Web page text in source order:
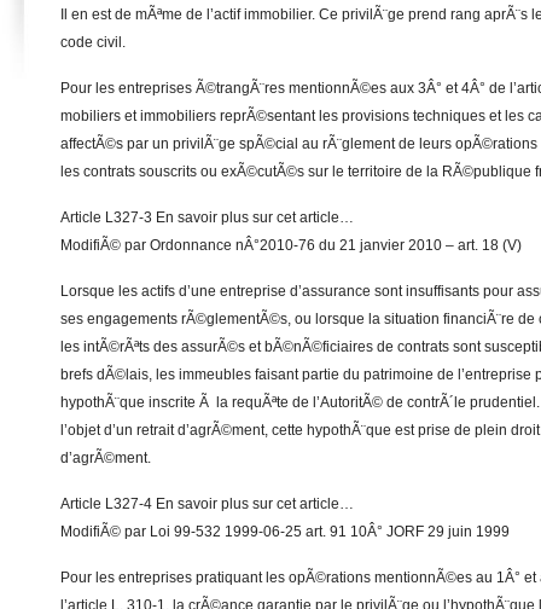
Il en est de mÃªme de l’actif immobilier. Ce privilÃ¨ge prend rang aprÃ¨s
code civil.
Pour les entreprises Ã©trangÃ¨res mentionnÃ©es aux 3Â° et 4Â° de
mobiliers et immobiliers reprÃ©sentant les provisions techniques et les
affectÃ©s par un privilÃ¨ge spÃ©cial au rÃ¨glement de leurs opÃ©rations
les contrats souscrits ou exÃ©cutÃ©s sur le territoire de la RÃ©publique
Article L327-3 En savoir plus sur cet article…
ModifiÃ© par Ordonnance nÂ°2010-76 du 21 janvier 2010 – art. 18 (V)
Lorsque les actifs d’une entreprise d’assurance sont insuffisants pour
ses engagements rÃ©glementÃ©s, ou lorsque la situation financiÃ¨re de
les intÃ©rÃªts des assurÃ©s et bÃ©nÃ©ficiaires de contrats sont
brefs dÃ©lais, les immeubles faisant partie du patrimoine de l’entreprise
hypothÃ¨que inscrite Ã la requÃªte de l’AutoritÃ© de contrÃ´le
l’objet d’un retrait d’agrÃ©ment, cette hypothÃ¨que est prise de plein
d’agrÃ©ment.
Article L327-4 En savoir plus sur cet article…
ModifiÃ© par Loi 99-532 1999-06-25 art. 91 10Â° JORF 29 juin 1999
Pour les entreprises pratiquant les opÃ©rations mentionnÃ©es au 1Â°
l’article L. 310-1, la crÃ©ance garantie par le privilÃ¨ge ou